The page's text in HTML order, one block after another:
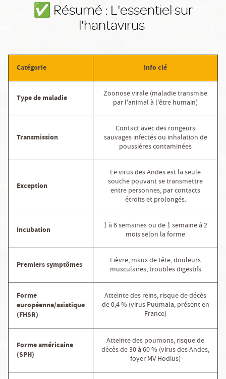
✅️ Résumé : L'essentiel sur
l'hantavirus
Catégorie Info clé
Type de maladie
Zoonose virale (maladie transmise
par l'animal à l'être humain)
Transmission
Contact avec des rongeurs
sauvages infectés ou inhalation de
poussières contaminées
Exception
Le virus des Andes est la seule
souche pouvant se transmettre
entre personnes, par contacts
étroits et prolongés.
Incubation
1 à 6 semaines ou de 1 semaine à 2
mois selon la forme
Premiers symptômes
Fièvre, maux de tête, douleurs
musculaires, troubles digestifs
Forme
européenne/asiatique
(FHSR)
Atteinte des reins, risque de décès
de 0,4 % (virus Puumala, présent en
France)
Forme américaine
(SPH)
Atteinte des poumons, risque de
décès de 30 à 60 % (virus des Andes,
foyer MV Hodius)